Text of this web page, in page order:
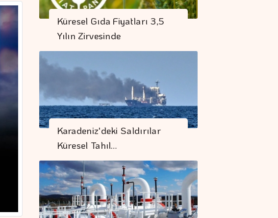
Küresel Gıda Fiyatları 3,5
Yılın Zirvesinde
Karadeniz'deki Saldırılar
Küresel Tahıl…